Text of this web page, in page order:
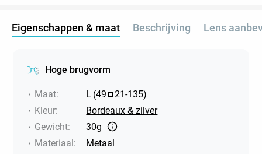
Eigenschappen & maat Beschrijving Lens
Hoge brugvorm
Maat: L (49 21-135)
Kleur:
Bordeaux & zilver
Gewicht:
30g
Materiaal:
Metaal